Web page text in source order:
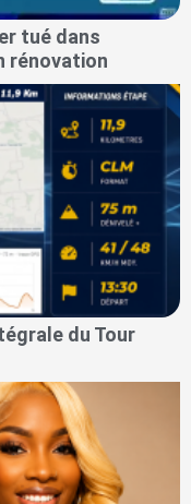
tué dans
rénovation
du Tour